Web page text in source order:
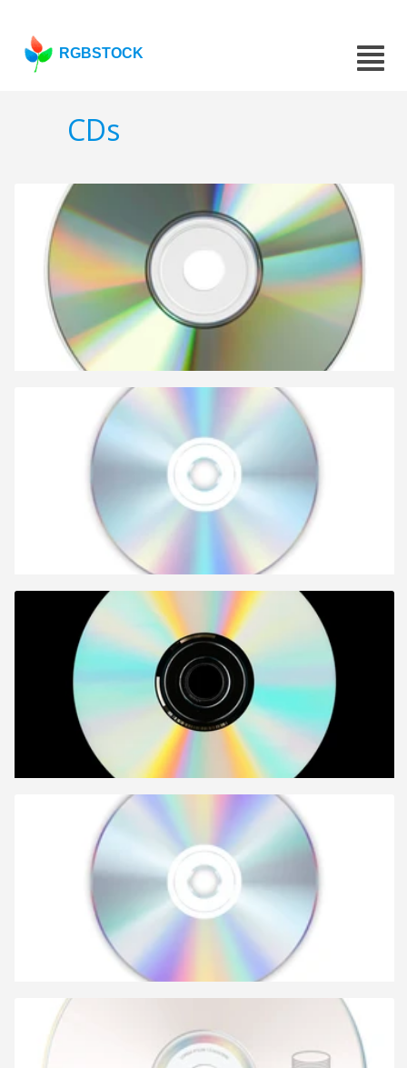
RGBSTOCK
CDs